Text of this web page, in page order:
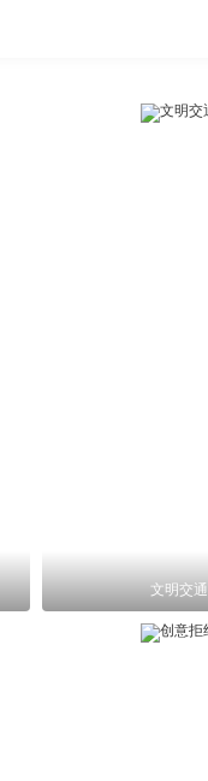
文明交